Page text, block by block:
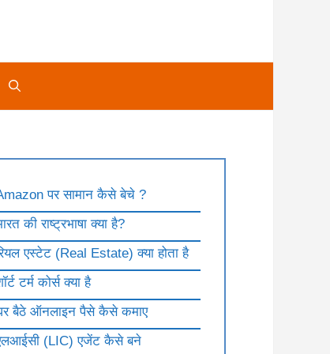
पर सामान कैसे बेचे ?
की राष्ट्रभाषा क्या है?
एस्टेट (Real Estate) क्या होता है
टर्म कोर्स क्या है
बैठे ऑनलाइन पैसे कैसे कमाए
(LIC) एजेंट कैसे बने